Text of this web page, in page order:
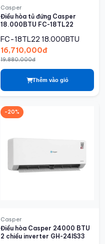
Casper
Điều hòa tủ đứng Casper
18.000BTU FC-18TL22
FC-18TL22 18.000BTU
16,710,000đ
19,880,000đ
Thêm vào giỏ
-20%
Casper
Điều hòa Casper 24000 BTU
2 chiều inverter GH-24IS33